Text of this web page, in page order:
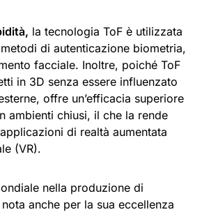
la tecnologia ToF è utilizzata
di autenticazione biometria,
facciale. Inoltre, poiché ToF
in 3D senza essere influenzato
offre un’efficacia superiore
ambienti chiusi, il che la rende
di realtà aumentata
(VR).
nella produzione di
anche per la sua eccellenza